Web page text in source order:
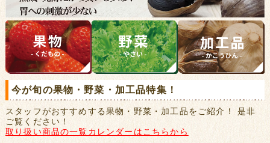
今が旬の果物・野菜・加工品特集！
スタッフがおすすめする果物・野菜・加工品をご紹介！ 是非
ご覧ください！
取り扱い商品の一覧カレンダーはこちらから